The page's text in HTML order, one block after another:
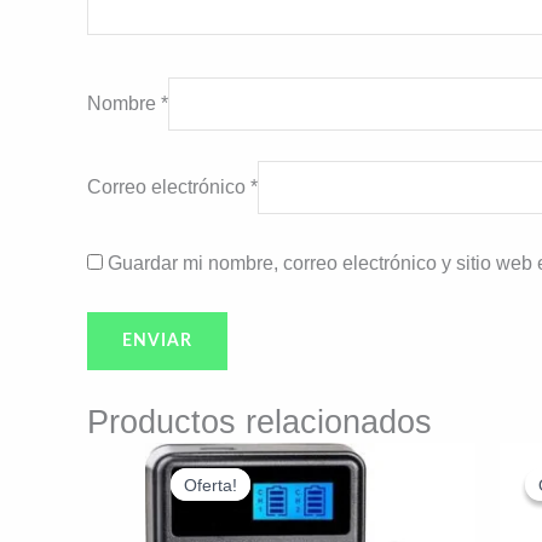
Nombre *
Correo electrónico *
Guardar mi nombre, correo electrónico y sitio
Productos relacionados
Oferta!
Oferta!
El
precio
original
era:
El
precio
actual
es: